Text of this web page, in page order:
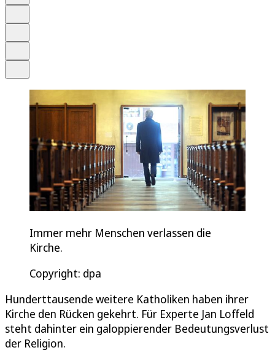
Immer mehr Menschen verlassen die
Kirche.
Copyright: dpa
Hunderttausende weitere Katholiken haben ihrer
Kirche den Rücken gekehrt. Für Experte Jan Loffeld
steht dahinter ein galoppierender Bedeutungsverlust
der Religion.